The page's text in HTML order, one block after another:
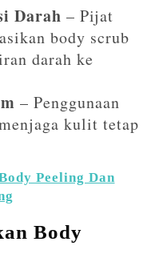
Darah – Pijat
body scrub
darah ke
– Penggunaan
kulit tetap
Peeling Dan
Body